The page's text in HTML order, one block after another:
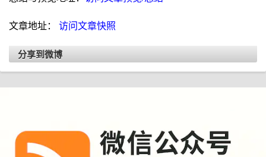
文章地址： 访问文章快照
分享到微博